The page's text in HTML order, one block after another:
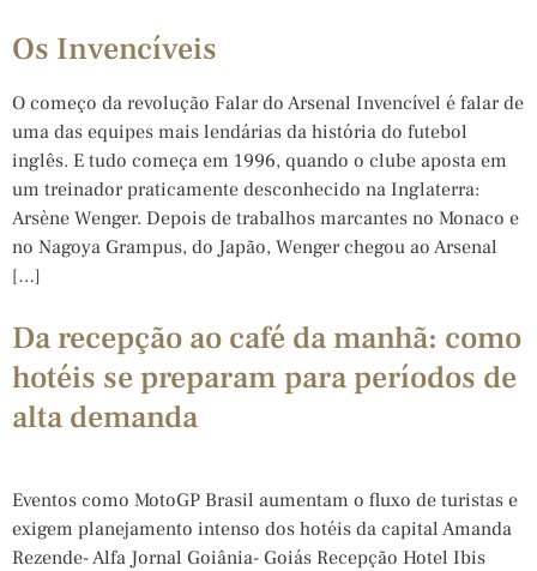
Os Invencíveis
O começo da revolução Falar do Arsenal Invencível é falar de
uma das equipes mais lendárias da história do futebol
inglês. E tudo começa em 1996, quando o clube aposta em
um treinador praticamente desconhecido na Inglaterra:
Arsène Wenger. Depois de trabalhos marcantes no Monaco e
no Nagoya Grampus, do Japão, Wenger chegou ao Arsenal
[…]
Da recepção ao café da manhã: como
hotéis se preparam para períodos de
alta demanda
Eventos como MotoGP Brasil aumentam o fluxo de turistas e
exigem planejamento intenso dos hotéis da capital Amanda
Rezende- Alfa Jornal Goiânia- Goiás Recepção Hotel Ibis